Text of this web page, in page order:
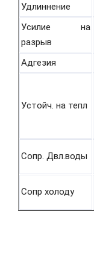
Удлиннение
Усилие на
разрыв
Адгезия
Устойч. на тепл
Сопр. Двл.воды
Сопр холоду